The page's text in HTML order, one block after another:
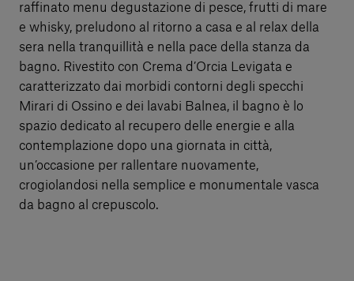
raffinato menu degustazione di pesce, frutti di mare
e whisky, preludono al ritorno a casa e al relax della
sera nella tranquillità e nella pace della stanza da
bagno. Rivestito con Crema d’Orcia Levigata e
caratterizzato dai morbidi contorni degli specchi
Mirari di Ossino e dei lavabi Balnea, il bagno è lo
spazio dedicato al recupero delle energie e alla
contemplazione dopo una giornata in città,
un’occasione per rallentare nuovamente,
crogiolandosi nella semplice e monumentale vasca
da bagno al crepuscolo.